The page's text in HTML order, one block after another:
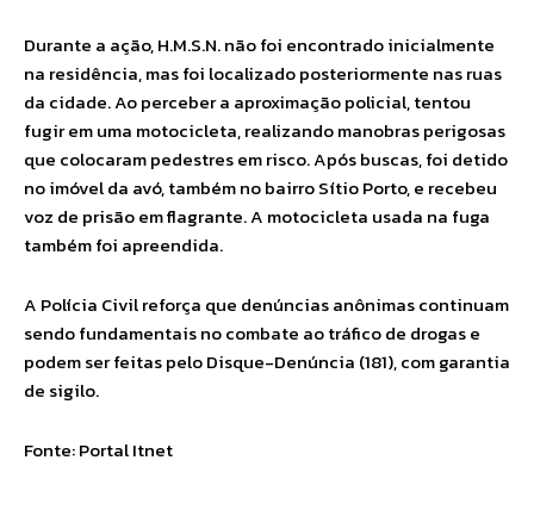
Durante a ação, H.M.S.N. não foi encontrado inicialmente
na residência, mas foi localizado posteriormente nas ruas
da cidade. Ao perceber a aproximação policial, tentou
fugir em uma motocicleta, realizando manobras perigosas
que colocaram pedestres em risco. Após buscas, foi detido
no imóvel da avó, também no bairro Sítio Porto, e recebeu
voz de prisão em flagrante. A motocicleta usada na fuga
também foi apreendida.
A Polícia Civil reforça que denúncias anônimas continuam
sendo fundamentais no combate ao tráfico de drogas e
podem ser feitas pelo Disque-Denúncia (181), com garantia
de sigilo.
Fonte: Portal Itnet